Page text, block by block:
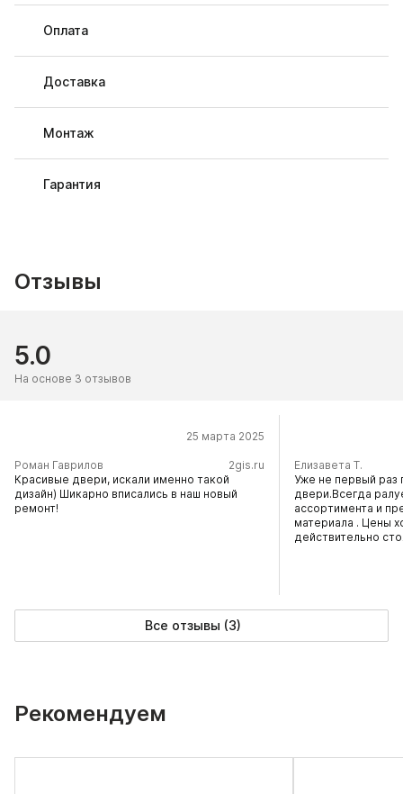
Оплата
Доставка
Монтаж
Гарантия
Отзывы
5.0
На основе 3 отзывов
25 марта 2025
​Роман Гаврилов
2gis.ru
Красивые двери, искали именно такой
дизайн) Шикарно вписались в наш новый
ремонт!
Елизавета Т.
Уже не первый раз
двери.Всегда
ассортимента и
материала . Цены
действительно
Все отзывы (3)
Рекомендуем